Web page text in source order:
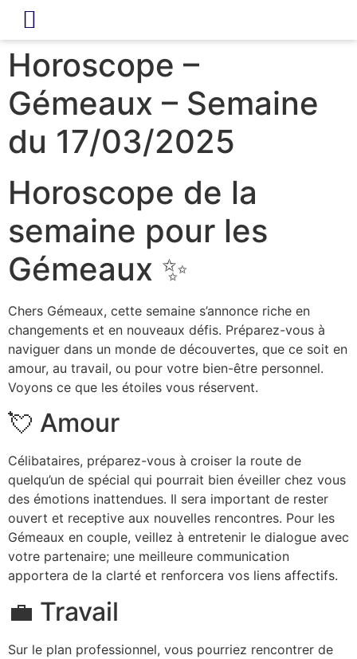
Horoscope –
Gémeaux – Semaine
du 17/03/2025
Horoscope de la
semaine pour les
Gémeaux ✨
Chers Gémeaux, cette semaine s’annonce riche en
changements et en nouveaux défis. Préparez-vous à
naviguer dans un monde de découvertes, que ce soit en
amour, au travail, ou pour votre bien-être personnel.
Voyons ce que les étoiles vous réservent.
💘 Amour
Célibataires, préparez-vous à croiser la route de
quelqu’un de spécial qui pourrait bien éveiller chez vous
des émotions inattendues. Il sera important de rester
ouvert et receptive aux nouvelles rencontres. Pour les
Gémeaux en couple, veillez à entretenir le dialogue avec
votre partenaire; une meilleure communication
apportera de la clarté et renforcera vos liens affectifs.
💼 Travail
Sur le plan professionnel, vous pourriez rencontrer de